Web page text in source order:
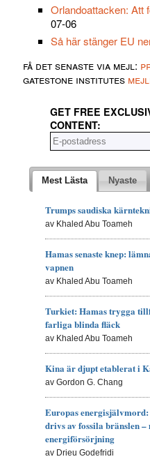
Orlandoattacken: Att
07-06
Så här stänger EU
få det senaste via mejl:
gatestone institutes
GET FREE
CONTENT:
Mest Lästa Nyaste
Trumps saudiska
av Khaled Abu Toameh
Hamas senaste knep:
vapnen
av Khaled Abu Toameh
Turkiet: Hamas trygga
farliga blinda fläck
av Khaled Abu Toameh
Kina är djupt etablerat i
av Gordon G. Chang
Europas
drivs av fossila bränslen –
energiförsörjning
av Drieu Godefridi